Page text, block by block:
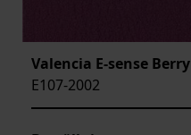
Valencia E-sense Berry
E107-2002